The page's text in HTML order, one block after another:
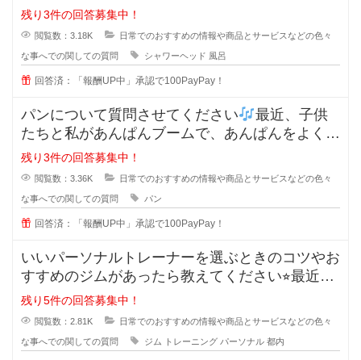
近ではミラブルやリファなど値段が
残り3件の回答募集中！
閲覧数：3.18K 日常でのおすすめの情報や商品とサービスなどの色々
な事へでの関しての質問 シャワーヘッド 風呂
回答済：「報酬UP中」承認で100PayPay！
パンについて質問させてください
最近、子供
たちと私があんぱんブームで、あんぱんをよく購
入するようになった
残り3件の回答募集中！
閲覧数：3.36K 日常でのおすすめの情報や商品とサービスなどの色々
な事へでの関しての質問 パン
回答済：「報酬UP中」承認で100PayPay！
いいパーソナルトレーナーを選ぶときのコツやお
すすめのジムがあったら教えてください⭐︎最近は
ダイエットやボデ
残り5件の回答募集中！
閲覧数：2.81K 日常でのおすすめの情報や商品とサービスなどの色々
な事へでの関しての質問 ジム トレーニング パーソナル 都内